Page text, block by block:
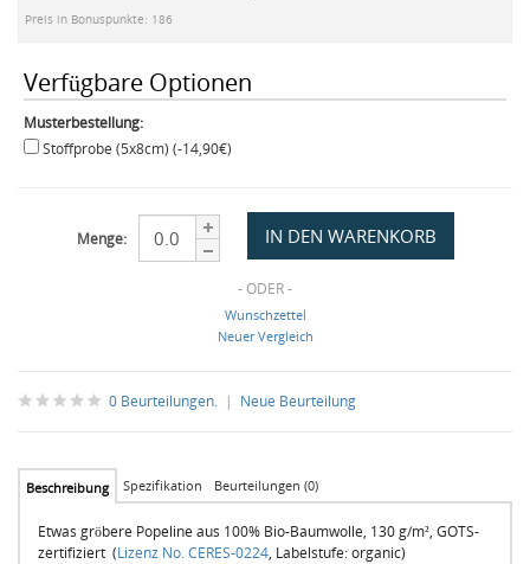
Preis in Bonuspunkte: 186
Verfügbare Optionen
Musterbestellung:
Stoffprobe (5x8cm) (-14,90€)
Menge:
- ODER -
Wunschzettel
Neuer Vergleich
0 Beurteilungen. | Neue Beurteilung
Beschreibung Spezifikation Beurteilungen (0)
Etwas gröbere Popeline aus 100% Bio-Baumwolle, 130 g/m², GOTS-
zertifiziert (Lizenz No. CERES-0224, Labelstufe: organic)